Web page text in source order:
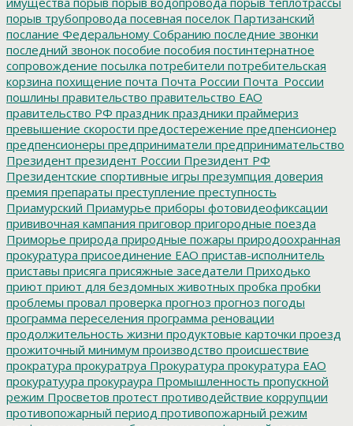
порыв трубопровода посевная поселок Партизанский
послание Федеральному Собранию последние звонки
последний звонок пособие пособия постинтернатное
сопровождение посылка потребители потребительская
корзина похищение почта Почта России Почта_России
пошлины правительство правительство ЕАО
правительство РФ праздник праздники праймериз
превышение скорости предостережение предпенсионер
предпенсионеры предприниматели предпринимательство
Президент президент России Президент РФ
Президентские спортивные игры презумпция доверия
премия препараты преступление преступность
Приамурский Приамурье приборы фотовидеофиксации
прививочная кампания приговор пригородные поезда
Приморье природа природные пожары природоохранная
прокуратура присоединение ЕАО пристав-исполнитель
приставы присяга присяжные заседатели Приходько
приют приют для бездомных животных пробка пробки
проблемы провал проверка прогноз прогноз погоды
программа переселения программа реновации
продолжительность жизни продуктовые карточки проезд
прожиточный минимум производство происшествие
прократура прокуратруа Прокуратура прокуратура ЕАО
прокуратуура прокураура Промышленность пропускной
режим Просветов протест противодействие коррупции
противопожарный период противопожарный режим